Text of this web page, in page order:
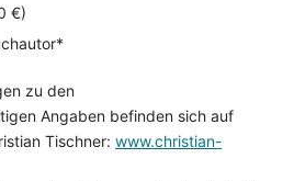
€)
zu den
Angaben befinden sich auf
Tischner: www.christian-